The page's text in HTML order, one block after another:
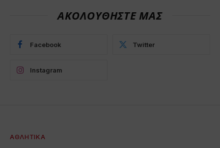
ΑΚΟΛΟΥΘΗΣΤΕ ΜΑΣ
Facebook Twitter
Instagram
ΑΘΛΗΤΙΚΆ